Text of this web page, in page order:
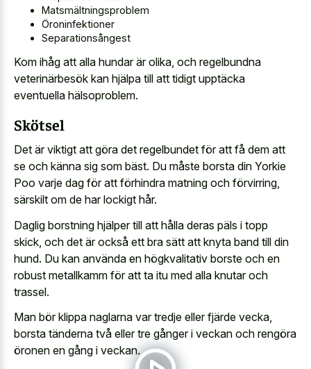
Matsmältningsproblem
Öroninfektioner
Separationsångest
Kom ihåg att alla hundar är olika, och regelbundna
veterinärbesök kan hjälpa till att tidigt upptäcka
eventuella hälsoproblem.
Skötsel
Det är viktigt att göra det regelbundet för att få dem att
se och känna sig som bäst. Du måste borsta din Yorkie
Poo varje dag för att förhindra matning och förvirring,
särskilt om de har lockigt hår.
Daglig borstning hjälper till att hålla deras päls i topp
skick, och det är också ett bra sätt att knyta band till din
hund. Du kan använda en högkvalitativ borste och en
robust metallkamm för att ta itu med alla knutar och
trassel.
Man bör klippa naglarna var tredje eller fjärde vecka,
borsta tänderna två eller tre gånger i veckan och rengöra
öronen en gång i veckan.